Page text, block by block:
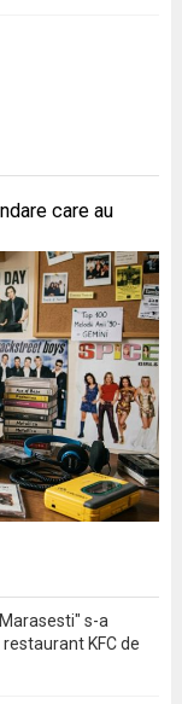
care au
s-a
KFC de